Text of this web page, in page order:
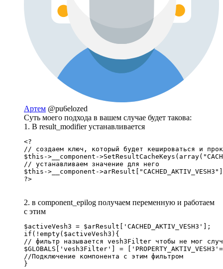
Артем @pu6elozed
Суть моего подхода в вашем случае будет такова:
1. В result_modifier устанавливается
<?
// создаем ключ, который будет кешироваться и
$this->__component-
// устанавливаем значение для него
$this->__component-
?>
2. в component_epilog получаем переменную и работаем
с этим
$activeVesh3 = $arResult['CACHED_AKTIV_VESH3'];
if(!empty($activeVesh3){
// фильтр называется vesh3Filter чтобы не мог
$GLOBALS['vesh3Filter'] =
//Подключение компонента с этим фильтром
}